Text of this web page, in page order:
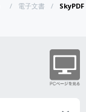
電子文書